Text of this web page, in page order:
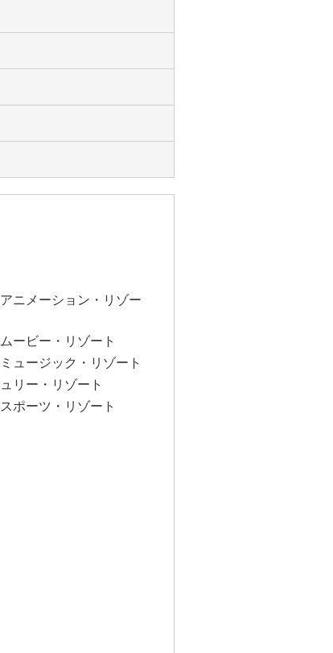
ニメーション・リゾー
ービー・リゾート
ュージック・リゾート
リー・リゾート
ポーツ・リゾート